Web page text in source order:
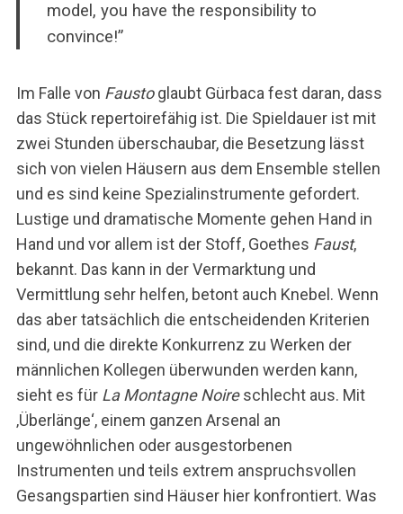
model, you have the responsibility to
convince!”
Im Falle von Faustoglaubt Gürbaca fest daran, dass
das Stück repertoirefähig ist. Die Spieldauer ist mit
zwei Stunden überschaubar, die Besetzung lässt
sich von vielen Häusern aus dem Ensemble stellen
und es sind keine Spezialinstrumente gefordert.
Lustige und dramatische Momente gehen Hand in
Hand und vor allem ist der Stoff, Goethes Faust,
bekannt. Das kann in der Vermarktung und
Vermittlung sehr helfen, betont auch Knebel. Wenn
das aber tatsächlich die entscheidenden Kriterien
sind, und die direkte Konkurrenz zu Werken der
männlichen Kollegen überwunden werden kann,
sieht es für La Montagne Noireschlecht aus. Mit
‚Überlänge‘, einem ganzen Arsenal an
ungewöhnlichen oder ausgestorbenen
Instrumenten und teils extrem anspruchsvollen
Gesangspartien sind Häuser hier konfrontiert. Was